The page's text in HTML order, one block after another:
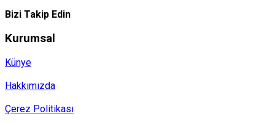
Bizi Takip Edin
Kurumsal
Künye
Hakkımızda
Çerez Politikası